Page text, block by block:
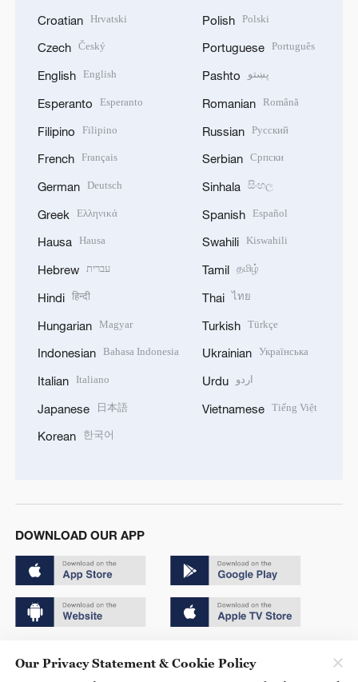
Croatian Hrvatski
Czech Český
English English
Esperanto Esperanto
Filipino Filipino
French Français
German Deutsch
Greek Ελληνικά
Hausa Hausa
Hebrew עברית
Hindi हिन्दी
Hungarian Magyar
Indonesian Bahasa Indonesia
Italian Italiano
Japanese 日本語
Korean 한국어
Polish Polski
Portuguese Português
Pashto پښتو
Romanian Română
Russian Русский
Serbian Српски
Sinhala සිංහල
Spanish Español
Swahili Kiswahili
Tamil தமிழ்
Thai ไทย
Turkish Türkçe
Ukrainian Українська
Urdu اردو
Vietnamese Tiếng Việt
DOWNLOAD OUR APP
京ICP备20000184号
Our Privacy Statement & Cookie Policy